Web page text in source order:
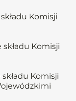
Komisji
składu Komisji
Komisji